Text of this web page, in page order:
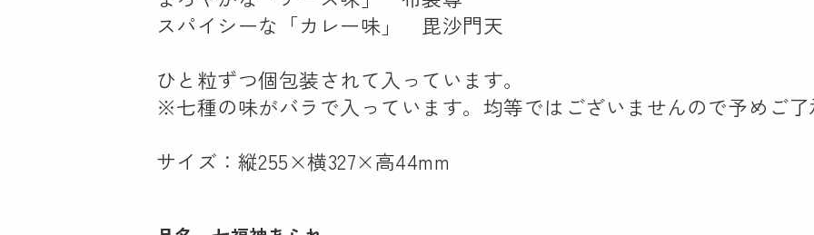
スパイシーな「カレー味」 毘沙門天
ひと粒ずつ個包装されて入っています。
※七種の味がバラで入っています。均等ではございませんので予めご了
サイズ：縦255×横327×高44mm